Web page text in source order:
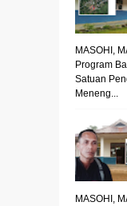
MASOHI,
Program
Satuan
Meneng...
MASOHI,